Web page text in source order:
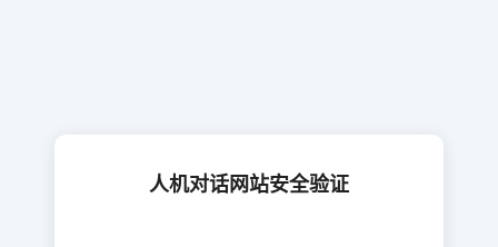
人机对话网站安全验证